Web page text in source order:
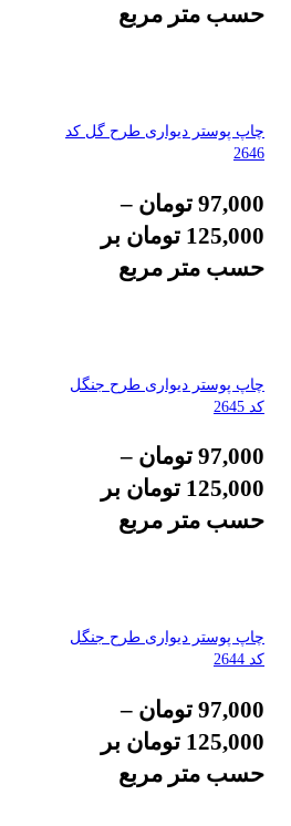
حسب متر مربع
چاپ پوستر دیواری طرح گل کد
2646
97,000 تومان –
125,000 تومان بر
حسب متر مربع
چاپ پوستر دیواری طرح جنگل
کد 2645
97,000 تومان –
125,000 تومان بر
حسب متر مربع
چاپ پوستر دیواری طرح جنگل
کد 2644
97,000 تومان –
125,000 تومان بر
حسب متر مربع